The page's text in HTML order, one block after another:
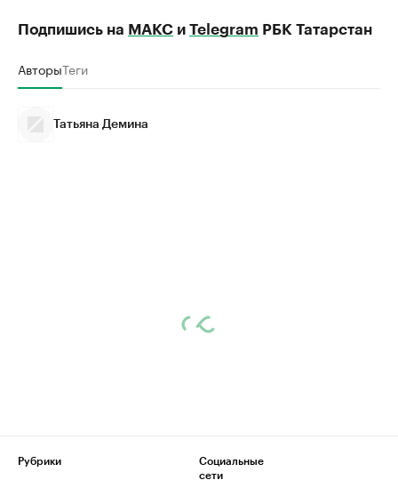
Подпишись на МАКС и Telegram РБК Татарстан
АвторыТеги
Татьяна Демина
Рубрики
Социальные
сети